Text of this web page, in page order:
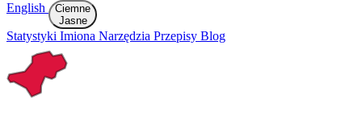
English
Ciemne
Jasne
Statystyki Imiona Narzędzia Przepisy Blog